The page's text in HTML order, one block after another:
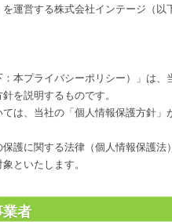
運営する株式会社インテージ（
本プライバシーポリシー）」は
を説明するものです。
は、当社の「個人情報保護方針」
護に関する法律（個人情報保護
といたします。
者